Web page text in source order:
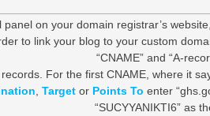
panel on your domain registrar’s
to link your blog to your custom
“CNAME” and “A-
For the first CNAME, where it
Targetor Points To enter
“SUCYYANIKTI6” as